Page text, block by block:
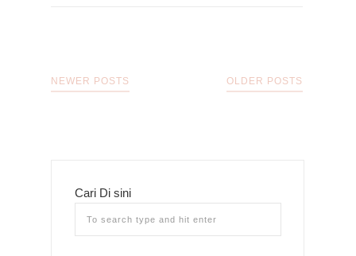
NEWER POSTS OLDER POSTS
Cari Di sini